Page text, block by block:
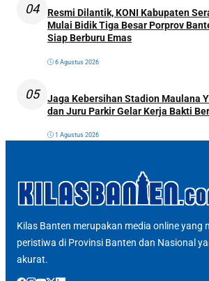
04
Resmi Dilantik, KONI Kabupaten
Mulai Bidik Tiga Besar Porprov
Siap Berburu Emas
6 Agustus 2026
05
Jaga Kebersihan Stadion Maulana
dan Juru Parkir Gelar Kerja Bakti
1 Agustus 2026
Kilas Banten merupakan media online yang
peristiwa di Provinsi Banten dan Nasional
akurat.